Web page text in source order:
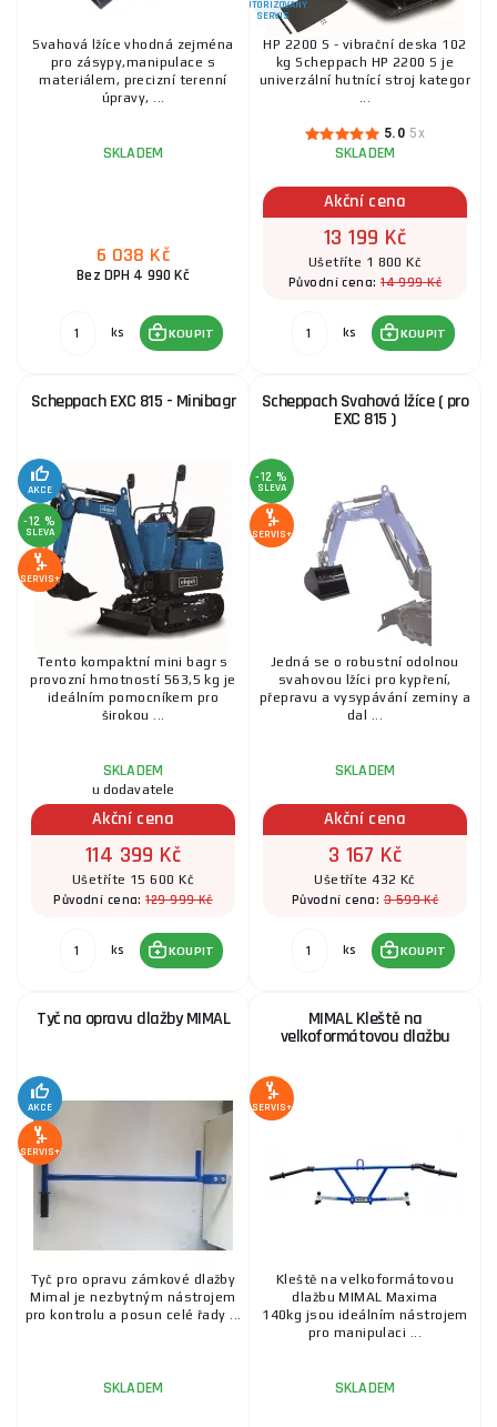
Svahová lžíce vhodná zejména
pro zásypy,manipulace s
materiálem, precizní terenní
úpravy, ...
SKLADEM
6 038 Kč
Bez DPH 4 990 Kč
ks KOUPIT
AUTORIZOVANÝ
SERVIS
HP 2200 S - vibrační deska 102
kg Scheppach HP 2200 S je
univerzální hutnící stroj kategor
...
5.0 5x
SKLADEM
Akční cena
13 199 Kč
Ušetříte 1 800 Kč
Původní cena:14 999 Kč
ks KOUPIT
Scheppach EXC 815 - Minibagr
AKCE
-12 %
SLEVA
SERVIS+
Tento kompaktní mini bagr s
provozní hmotností 563,5 kg je
ideálním pomocníkem pro
širokou ...
SKLADEM
u dodavatele
Akční cena
114 399 Kč
Ušetříte 15 600 Kč
Původní cena:129 999 Kč
ks KOUPIT
Scheppach Svahová lžíce ( pro
EXC 815 )
-12 %
SLEVA
SERVIS+
Jedná se o robustní odolnou
svahovou lžíci pro kypření,
přepravu a vysypávání zeminy a
dal ...
SKLADEM
Akční cena
3 167 Kč
Ušetříte 432 Kč
Původní cena:3 599 Kč
ks KOUPIT
Tyč na opravu dlažby MIMAL
AKCE
SERVIS+
Tyč pro opravu zámkové dlažby
Mimal je nezbytným nástrojem
pro kontrolu a posun celé řady ...
SKLADEM
MIMAL Kleště na
velkoformátovou dlažbu
SERVIS+
Kleště na velkoformátovou
dlažbu MIMAL Maxima
140kg jsou ideálním nástrojem
pro manipulaci ...
SKLADEM